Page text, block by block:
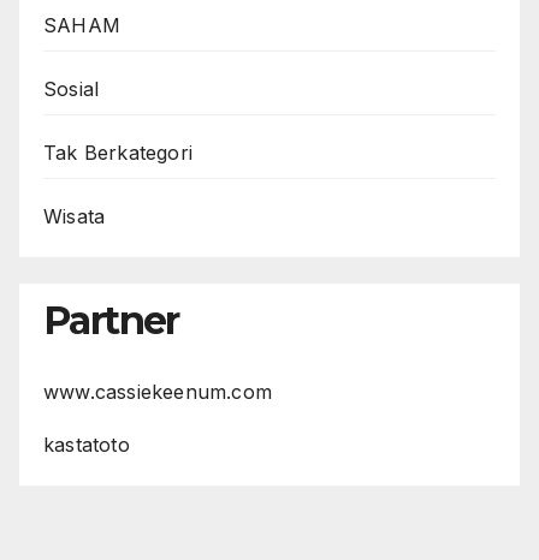
SAHAM
Sosial
Tak Berkategori
Wisata
Partner
www.cassiekeenum.com
kastatoto